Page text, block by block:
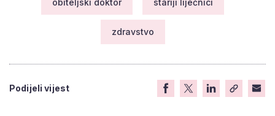
obiteljski doktor stariji liječnici
zdravstvo
Podijeli vijest